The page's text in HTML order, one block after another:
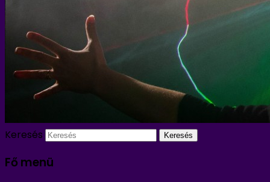
Keresés
Fő menü